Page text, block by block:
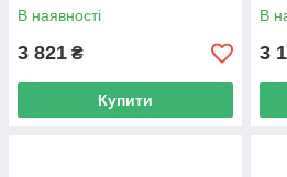
В наявності
3 821 ₴
Купити
В
3